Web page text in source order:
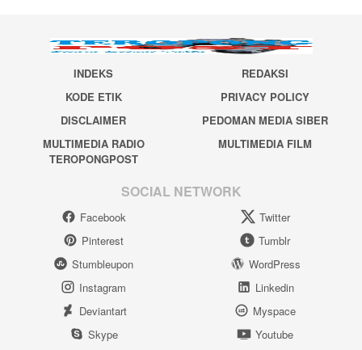
INDEKS
REDAKSI
KODE ETIK
PRIVACY POLICY
DISCLAIMER
PEDOMAN MEDIA SIBER
MULTIMEDIA RADIO
TEROPONGPOST
MULTIMEDIA FILM
SOCIAL NETWORK
Facebook
Twitter
Pinterest
Tumblr
Stumbleupon
WordPress
Instagram
Linkedin
Deviantart
Myspace
Skype
Youtube